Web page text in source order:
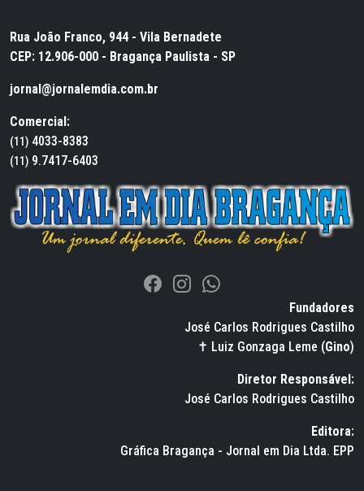
Rua João Franco, 944 - Vila Bernadete
CEP: 12.906-000 - Bragança Paulista - SP
jornal@jornalemdia.com.br
Comercial:
(11) 4033-8383
(11) 9.7417-6403
Fundadores
José Carlos Rodrigues Castilho
✝ Luiz Gonzaga Leme (Gino)
Diretor Responsável:
José Carlos Rodrigues Castilho
Editora:
Gráfica Bragança - Jornal em Dia Ltda. EPP